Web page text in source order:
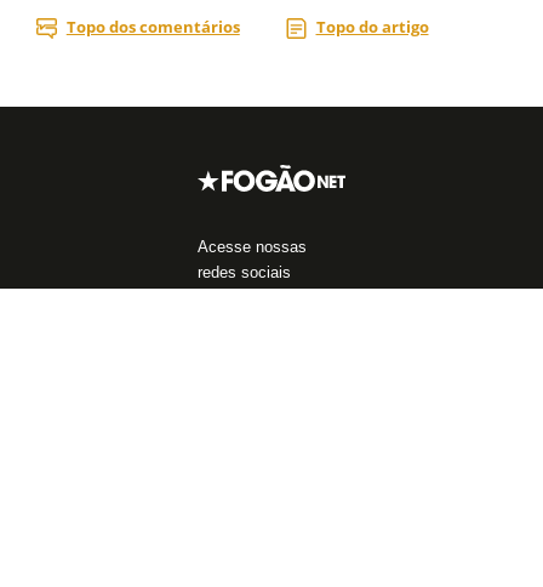
Acesse nossas
redes sociais